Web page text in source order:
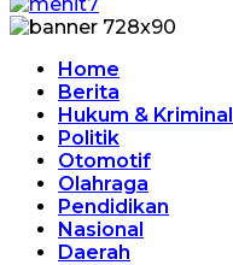
Home
Berita
Hukum & Kriminal
Politik
Otomotif
Olahraga
Pendidikan
Nasional
Daerah